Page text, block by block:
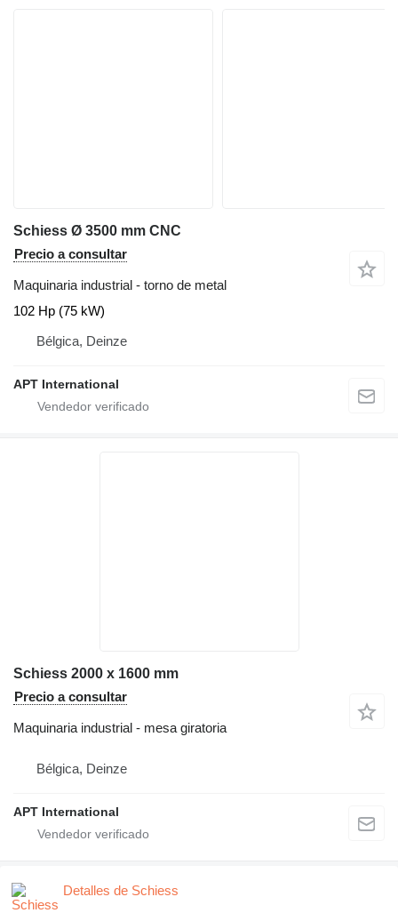
Schiess Ø 3500 mm CNC
Precio a consultar
Maquinaria industrial - torno de metal
102 Hp (75 kW)
Bélgica, Deinze
APT International
Schiess 2000 x 1600 mm
Precio a consultar
Maquinaria industrial - mesa giratoria
Bélgica, Deinze
APT International
Detalles de Schiess